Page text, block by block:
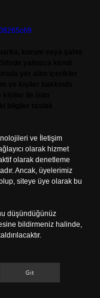
ve İletişim
olarak hizmet
olarak denetleme
Ancak, üyelerimiz
siteye üye olarak bu
düşündüğünüz
bildirmeniz halinde,